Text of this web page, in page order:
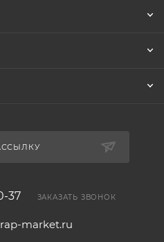
37 ЗАКАЗАТЬ ЗВОНОК
market.ru